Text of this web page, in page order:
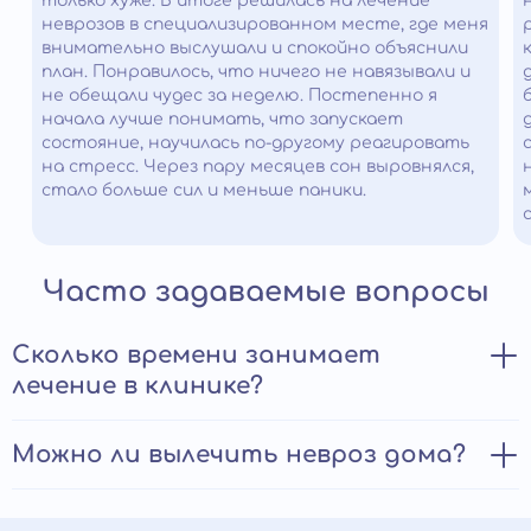
неврозов в специализированном месте, где меня
внимательно выслушали и спокойно объяснили
план. Понравилось, что ничего не навязывали и
не обещали чудес за неделю. Постепенно я
начала лучше понимать, что запускает
состояние, научилась по-другому реагировать
на стресс. Через пару месяцев сон выровнялся,
стало больше сил и меньше паники.
Часто задаваемые вопросы
Сколько времени занимает
лечение в клинике?
Курс лечения в стационарных условиях, в зависимости
от степени выраженности симптомов и тяжести
Можно ли вылечить невроз дома?